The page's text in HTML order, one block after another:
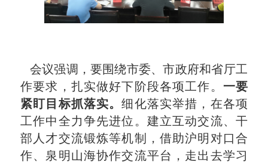
会议强调，要围绕市委、市政府和省厅工
作要求，扎实做好下阶段各项工作。 一要
紧盯目标抓落实。细化落实举措，在各项
工作中全力争先进位。建立互动交流、干
部人才交流锻炼等机制，借助沪明对口合
作、泉明山海协作交流平台，走出去学习